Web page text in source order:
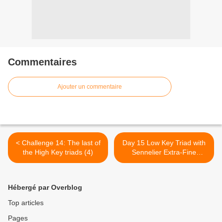
Commentaires
Ajouter un commentaire
< Challenge 14: The last of
the High Key triads (4)
Day 15 Low Key Triad with
Sennelier Extra-Fine
Watercolor Paints >
Hébergé par Overblog
Top articles
Pages